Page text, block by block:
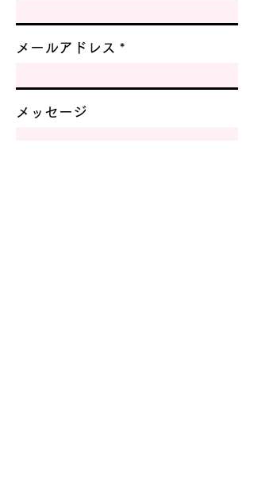
メールアドレス
メッセージ